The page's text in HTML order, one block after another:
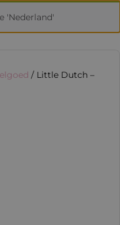
'Nederland'
/ Little Dutch –